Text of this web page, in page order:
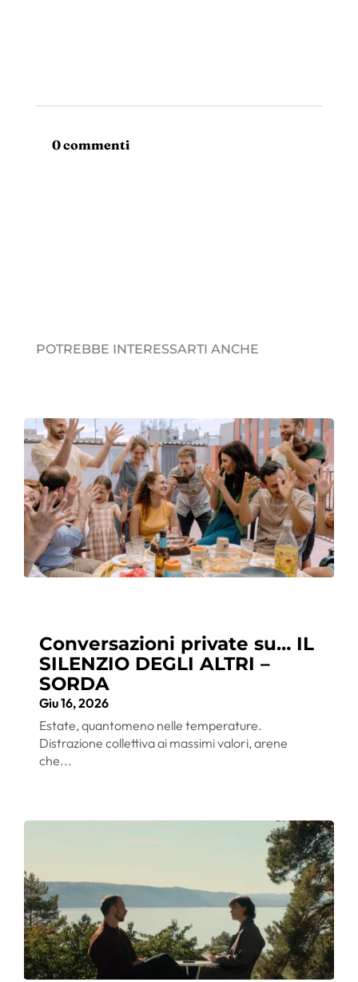
0 commenti
POTREBBE INTERESSARTI ANCHE
Conversazioni private su… IL
SILENZIO DEGLI ALTRI –
SORDA
Giu 16, 2026
Estate, quantomeno nelle temperature.
Distrazione collettiva ai massimi valori, arene
che...